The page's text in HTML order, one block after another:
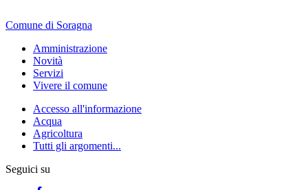
Comune di Soragna
Amministrazione
Novità
Servizi
Vivere il comune
Accesso all'informazione
Acqua
Agricoltura
Tutti gli argomenti...
Seguici su